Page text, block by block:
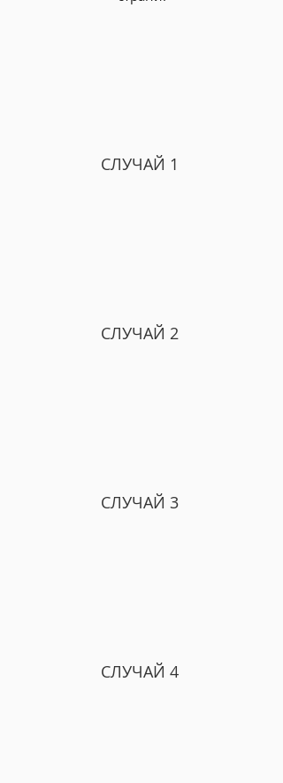
СЛУЧАЙ 1
СЛУЧАЙ 2
СЛУЧАЙ 3
СЛУЧАЙ 4